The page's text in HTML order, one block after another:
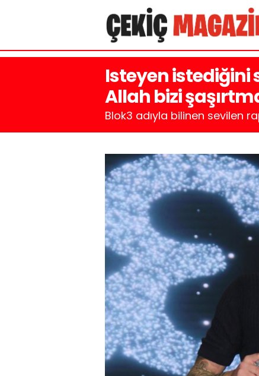
Isteyen
Allah bizi
Blok3 adıyla bilinen sevilen